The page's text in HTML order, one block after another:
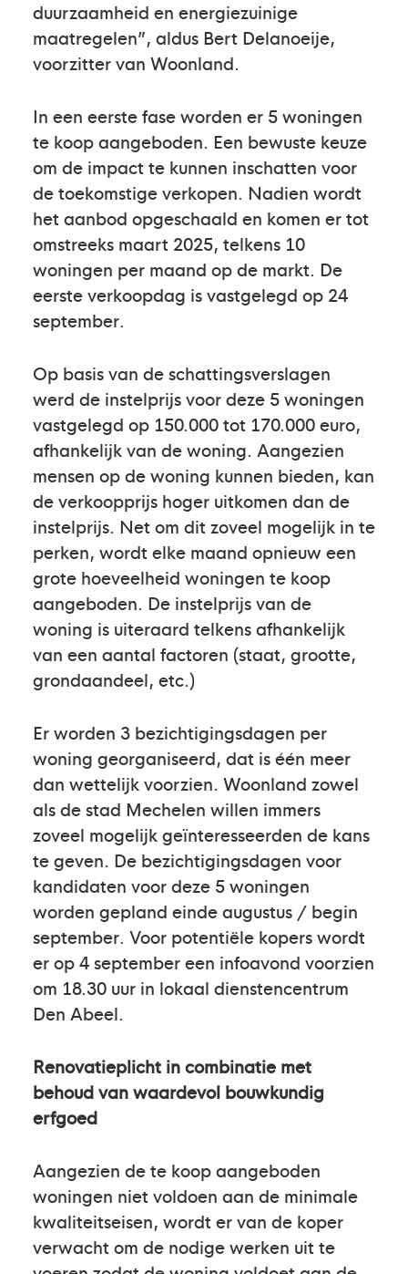
duurzaamheid en energiezuinige
maatregelen”, aldus Bert Delanoeije,
voorzitter van Woonland.
In een eerste fase worden er 5 woningen
te koop aangeboden. Een bewuste keuze
om de impact te kunnen inschatten voor
de toekomstige verkopen. Nadien wordt
het aanbod opgeschaald en komen er tot
omstreeks maart 2025, telkens 10
woningen per maand op de markt. De
eerste verkoopdag is vastgelegd op 24
september.
Op basis van de schattingsverslagen
werd de instelprijs voor deze 5 woningen
vastgelegd op 150.000 tot 170.000 euro,
afhankelijk van de woning. Aangezien
mensen op de woning kunnen bieden, kan
de verkoopprijs hoger uitkomen dan de
instelprijs. Net om dit zoveel mogelijk in te
perken, wordt elke maand opnieuw een
grote hoeveelheid woningen te koop
aangeboden. De instelprijs van de
woning is uiteraard telkens afhankelijk
van een aantal factoren (staat, grootte,
grondaandeel, etc.)
Er worden 3 bezichtigingsdagen per
woning georganiseerd, dat is één meer
dan wettelijk voorzien. Woonland zowel
als de stad Mechelen willen immers
zoveel mogelijk geïnteresseerden de kans
te geven. De bezichtigingsdagen voor
kandidaten voor deze 5 woningen
worden gepland einde augustus / begin
september. Voor potentiële kopers wordt
er op 4 september een infoavond voorzien
om 18.30 uur in lokaal dienstencentrum
Den Abeel.
Renovatieplicht in combinatie met
behoud van waardevol bouwkundig
erfgoed
Aangezien de te koop aangeboden
woningen niet voldoen aan de minimale
kwaliteitseisen, wordt er van de koper
verwacht om de nodige werken uit te